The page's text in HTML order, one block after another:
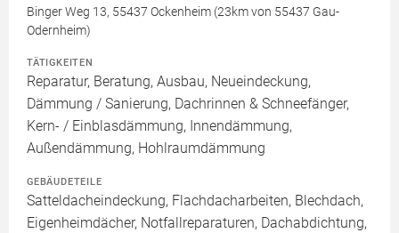
Binger Weg 13, 55437 Ockenheim (23km von 55437 Gau-
Odernheim)
TÄTIGKEITEN
Reparatur, Beratung, Ausbau, Neueindeckung,
Dämmung / Sanierung, Dachrinnen & Schneefänger,
Kern- / Einblasdämmung, Innendämmung,
Außendämmung, Hohlraumdämmung
GEBÄUDETEILE
Satteldacheindeckung, Flachdacharbeiten, Blechdach,
Eigenheimdächer, Notfallreparaturen, Dachabdichtung,